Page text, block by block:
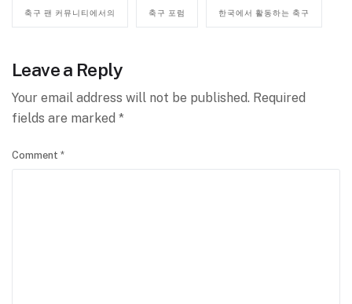
축구 팬 커뮤니티에서의 축구 포럼 한국에서 활동하는 축구
Leave a Reply
Your email address will not be published. Required
fields are marked *
Comment *